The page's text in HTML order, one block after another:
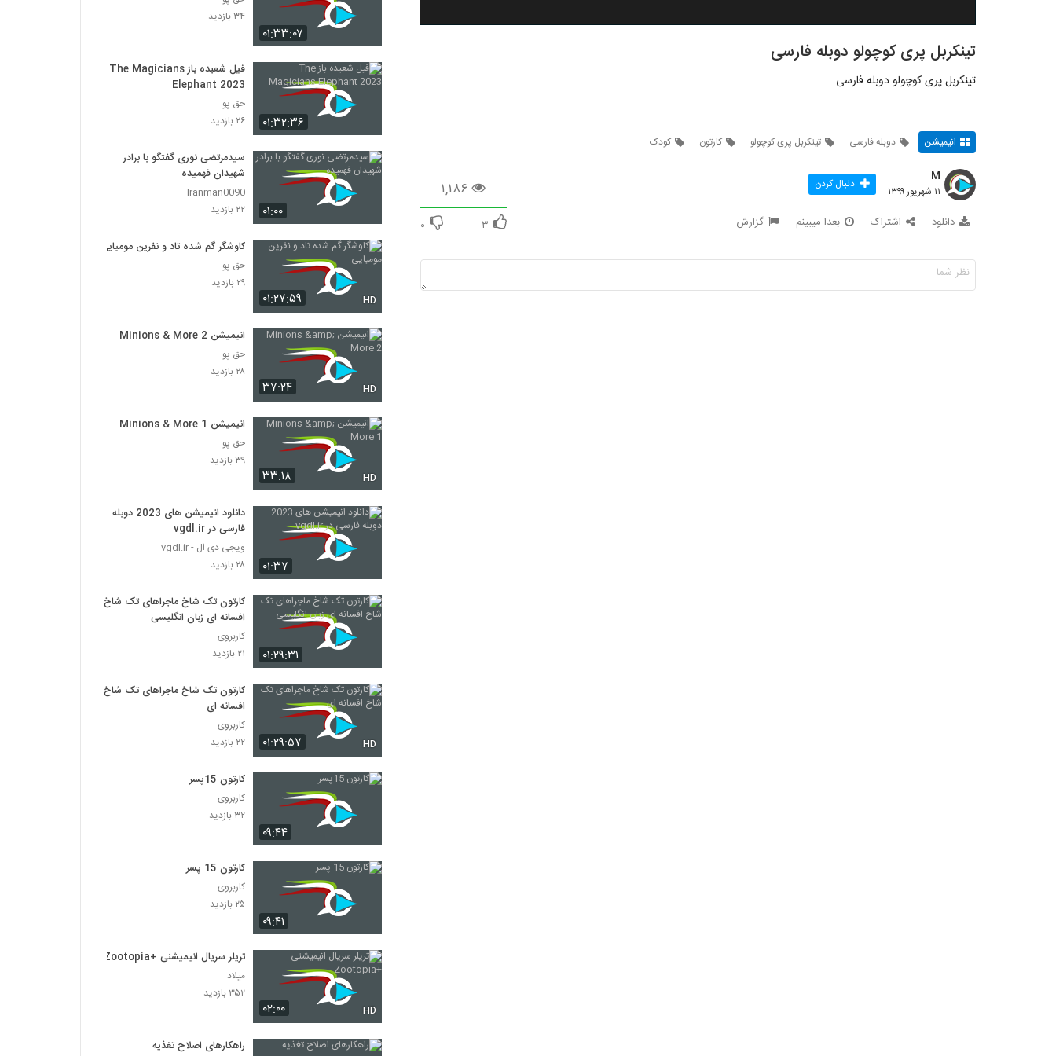
تینکربل پری کوچولو دوبله فارسی
تینکربل پری کوچولو دوبله فارسی
انیمیشن دوبله فارسی تینکربل پری کوچولو کارتون کودک
۱,۱۸۶
M
۱۱ شهریور ۱۳۹۹ دنبال کردن
دانلود اشتراک بعدا میبینم گزارش ۳ ۰
۰۱:۳۳:۰۷
۳۴ بازدید
۰۱:۳۲:۳۶
فیل شعبده باز The Magicians
Elephant 2023
حق پو
۲۶ بازدید
۰۱:۰۰
سیدمرتضی نوری گفتگو با برادر
شهیدان فهمیده
Iranman0090
۲۲ بازدید
۰۱:۲۷:۵۹ HD
کاوشگر گم شده تاد و نفرین مومیایی
حق پو
۲۹ بازدید
۳۷:۲۴ HD
انیمیشن Minions & More 2
حق پو
۲۸ بازدید
۳۳:۱۸ HD
انیمیشن Minions & More 1
حق پو
۳۹ بازدید
۰۱:۳۷
دانلود انیمیشن های 2023 دوبله
فارسی در vgdl.ir
ویجی دی ال - vgdl.ir
۲۸ بازدید
۰۱:۲۹:۳۱
کارتون تک شاخ ماجراهای تک شاخ
افسانه ای زبان انگلیسی
کاربروی
۲۱ بازدید
۰۱:۲۹:۵۷ HD
کارتون تک شاخ ماجراهای تک شاخ
افسانه ای
کاربروی
۲۲ بازدید
۰۹:۴۴
کارتون 15پسر
کاربروی
۳۲ بازدید
۰۹:۴۱
کارتون 15 پسر
کاربروی
۲۵ بازدید
۰۲:۰۰ HD
تریلر سریال انیمیشنی +Zootopia
میلاد
۳۵۲ بازدید
راهکارهای اصلاح تغذیه